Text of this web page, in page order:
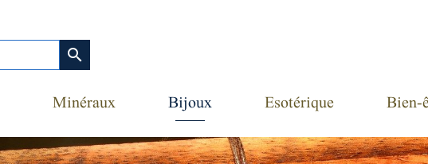
Minéraux Bijoux Esotérique
search